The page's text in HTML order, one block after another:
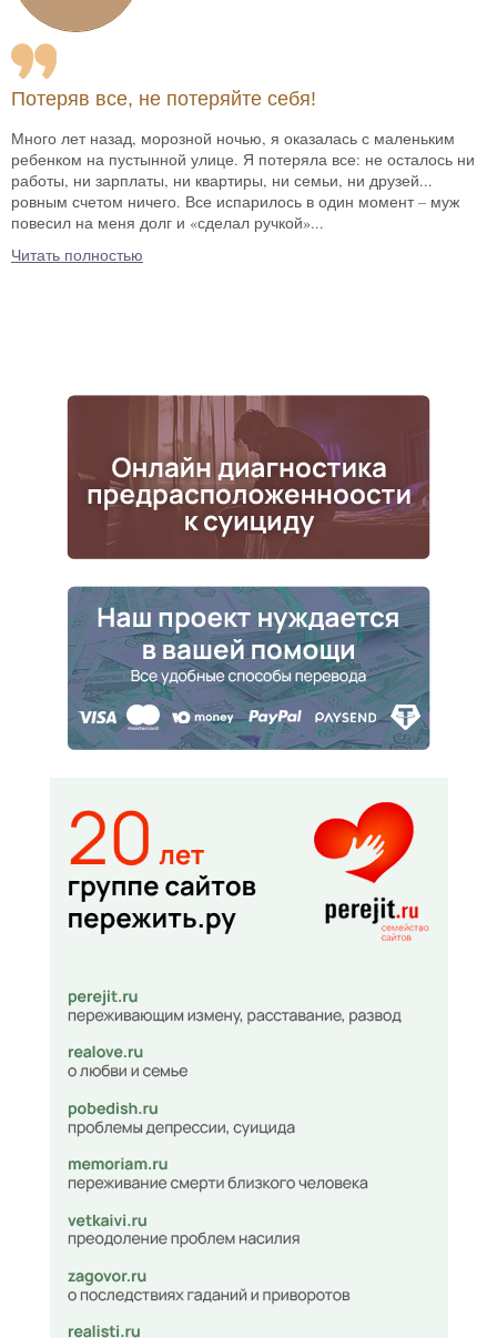
Потеряв все, не потеряйте себя!
Много лет назад, морозной ночью, я оказалась с маленьким
ребенком на пустынной улице. Я потеряла все: не осталось ни
работы, ни зарплаты, ни квартиры, ни семьи, ни друзей...
ровным счетом ничего. Все испарилось в один момент – муж
повесил на меня долг и «сделал ручкой»...
Читать полностью